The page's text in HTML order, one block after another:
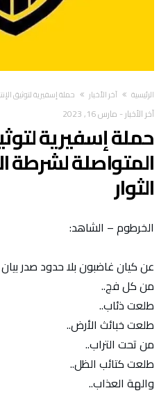
‫الرئيسية‬ آخر الأخبار حملة إسفيرية لتوثيق
آخر الأخبار- مارس 16, 2023
حملة إسفيرية
المتواصلة لشرطة
الثوار
الخرطوم – الشاهد:
عن كيان غاضبون بلا حدود صدر
من كل فج..
طلعت ذئاب..
طلعت خبائث الأرض..
من تحت التراب..
طلعت كتائب الظل..
والهة العذاب..